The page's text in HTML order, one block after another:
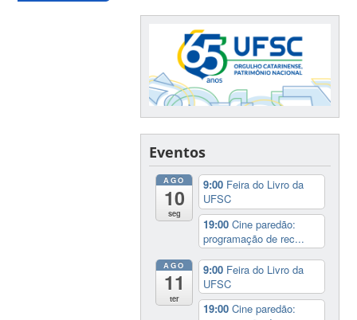
Eventos
AGO
10
seg
9:00 Feira do Livro da
UFSC
19:00Cine paredão:
programação de rec...
AGO
11
ter
9:00 Feira do Livro da
UFSC
19:00Cine paredão: